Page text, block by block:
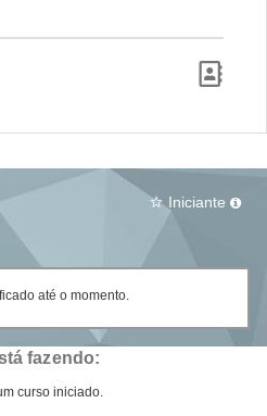
star_border Iniciante
até o momento.
fazendo:
curso iniciado.